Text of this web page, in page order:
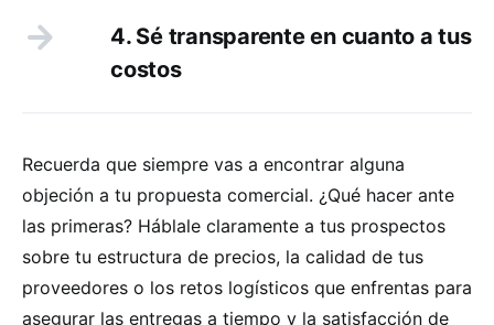
4. Sé transparente en cuanto a tus
costos
Recuerda que siempre vas a encontrar alguna
objeción a tu propuesta comercial. ¿Qué hacer ante
las primeras? Háblale claramente a tus prospectos
sobre tu estructura de precios, la calidad de tus
proveedores o los retos logísticos que enfrentas para
asegurar las entregas a tiempo y la satisfacción de